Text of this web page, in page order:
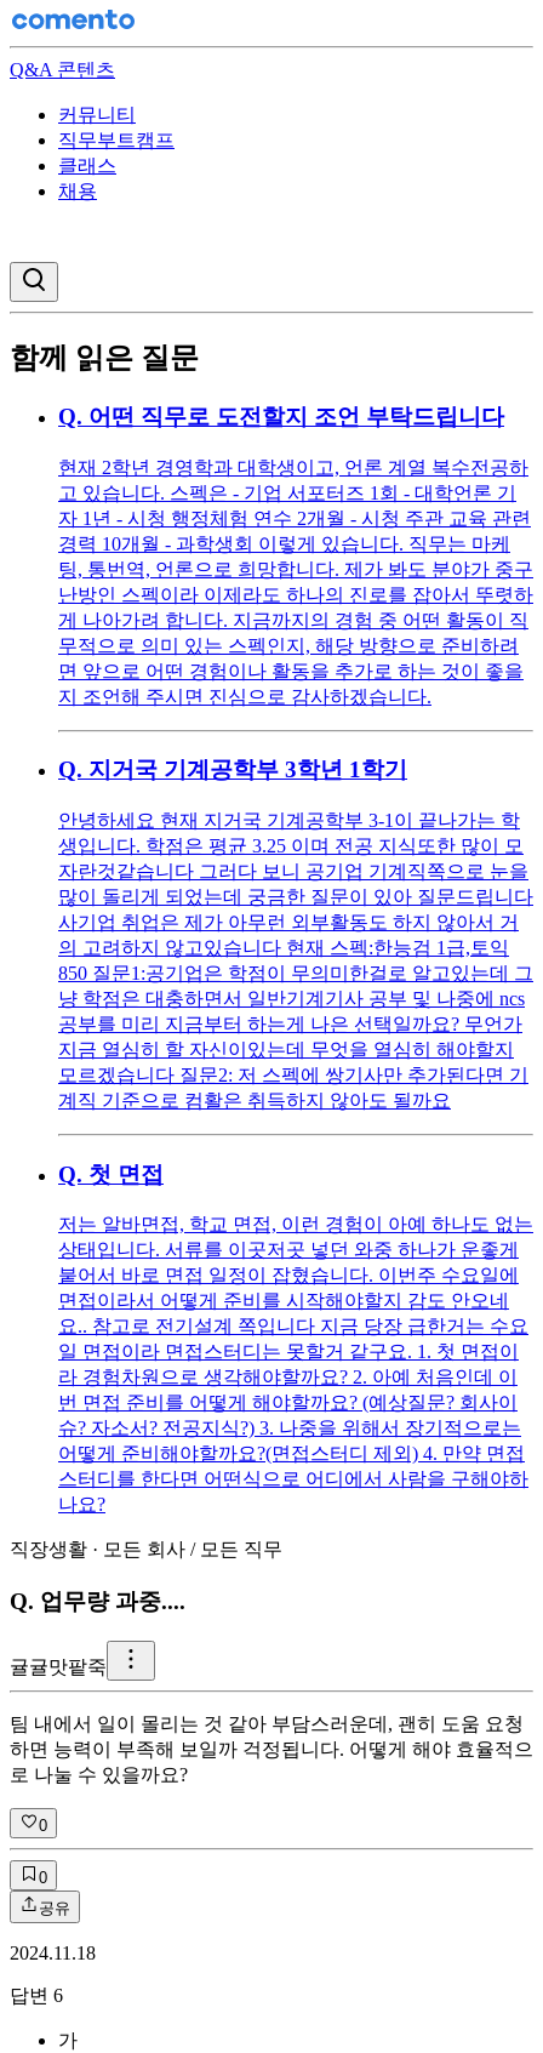
Q&A 콘텐츠
커뮤니티
직무부트캠프
클래스
채용
함께 읽은 질문
Q. 어떤 직무로 도전할지 조언 부탁드립니다
현재 2학년 경영학과 대학생이고, 언론 계열 복수전공하
고 있습니다. 스펙은 - 기업 서포터즈 1회 - 대학언론 기
자 1년 - 시청 행정체험 연수 2개월 - 시청 주관 교육 관련
경력 10개월 - 과학생회 이렇게 있습니다. 직무는 마케
팅, 통번역, 언론으로 희망합니다. 제가 봐도 분야가 중구
난방인 스펙이라 이제라도 하나의 진로를 잡아서 뚜렷하
게 나아가려 합니다. 지금까지의 경험 중 어떤 활동이 직
무적으로 의미 있는 스펙인지, 해당 방향으로 준비하려
면 앞으로 어떤 경험이나 활동을 추가로 하는 것이 좋을
지 조언해 주시면 진심으로 감사하겠습니다.
Q. 지거국 기계공학부 3학년 1학기
안녕하세요 현재 지거국 기계공학부 3-1이 끝나가는 학
생입니다. 학점은 평균 3.25 이며 전공 지식또한 많이 모
자란것같습니다 그러다 보니 공기업 기계직쪽으로 눈을
많이 돌리게 되었는데 궁금한 질문이 있아 질문드립니다
사기업 취업은 제가 아무런 외부활동도 하지 않아서 거
의 고려하지 않고있습니다 현재 스펙:한능검 1급,토익
850 질문1:공기업은 학점이 무의미한걸로 알고있는데 그
냥 학점은 대충하면서 일반기계기사 공부 및 나중에 ncs
공부를 미리 지금부터 하는게 나은 선택일까요? 무언가
지금 열심히 할 자신이있는데 무엇을 열심히 해야할지
모르겠습니다 질문2: 저 스펙에 쌍기사만 추가된다면 기
계직 기준으로 컴활은 취득하지 않아도 될까요
Q. 첫 면접
저는 알바면접, 학교 면접, 이런 경험이 아예 하나도 없는
상태입니다. 서류를 이곳저곳 넣던 와중 하나가 운좋게
붙어서 바로 면접 일정이 잡혔습니다. 이번주 수요일에
면접이라서 어떻게 준비를 시작해야할지 감도 안오네
요.. 참고로 전기설계 쪽입니다 지금 당장 급한거는 수요
일 면접이라 면접스터디는 못할거 같구요. 1. 첫 면접이
라 경험차원으로 생각해야할까요? 2. 아예 처음인데 이
번 면접 준비를 어떻게 해야할까요? (예상질문? 회사이
슈? 자소서? 전공지식?) 3. 나중을 위해서 장기적으로는
어떻게 준비해야할까요?(면접스터디 제외) 4. 만약 면접
스터디를 한다면 어떤식으로 어디에서 사람을 구해야하
나요?
직장생활 · 모든 회사 / 모든 직무
Q. 업무량 과중....
귤귤맛팥죽
팀 내에서 일이 몰리는 것 같아 부담스러운데, 괜히 도움 요청
하면 능력이 부족해 보일까 걱정됩니다. 어떻게 해야 효율적으
로 나눌 수 있을까요?
0
0
공유
2024.11.18
답변 6
가